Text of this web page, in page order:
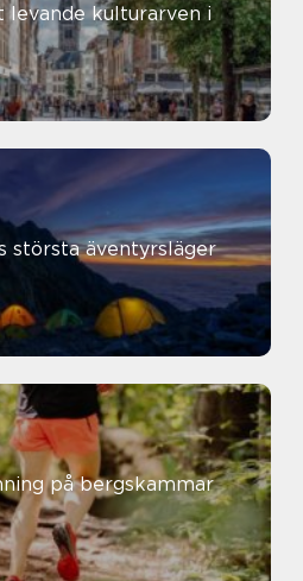
levande kulturarven i
största äventyrsläger
på bergskammar